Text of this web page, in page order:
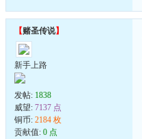
【赌圣传说】
新手上路
发帖: 1838
威望: 7137 点
铜币: 2184 枚
贡献值: 0 点